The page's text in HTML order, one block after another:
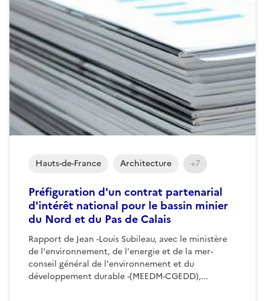
Préfiguration d'un contrat partenarial
d'intérêt national pour le bassin minier
du Nord et du Pas de Calais
Rapport de Jean -Louis Subileau, avec le ministère
de l'environnement, de l'energie et de la mer-
conseil général de l'environnement et du
développement durable -(MEEDM-CGEDD),...
Hauts-de-France Architecture +7